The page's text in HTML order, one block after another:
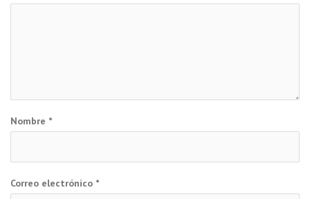
Nombre *
Correo electrónico *